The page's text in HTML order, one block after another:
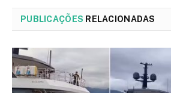
PUBLICAÇÕES RELACIONADAS